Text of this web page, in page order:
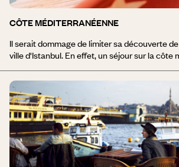
CÔTE MÉDITERRANÉENNE
Il serait dommage de limiter sa découverte
ville d'Istanbul. En effet, un séjour sur la côte
trésors architecturaux et archéologiques. Entre les montagnes du
Taurus et les eaux claires de la Méditerranée,
mille criques, falaises et plages ourlées d'une
parfumée, invitant au farniente et à la
Patara, le centre ottoman d'Antalya et la
constitueront de passionnantes visites culturelles.
voyage sur la côte méditerranéenne
croisière sur un gület, le boutre traditionnel